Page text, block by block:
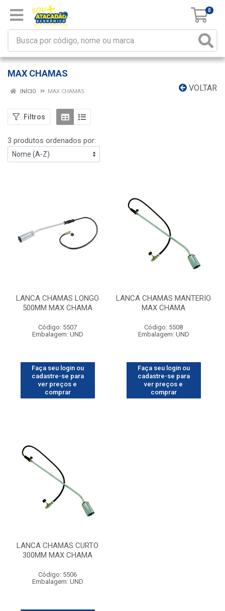
0
MAX CHAMAS
VOLTAR
INÍCIO MAX CHAMAS
Filtros
3 produtos ordenados por:
LANCA CHAMAS LONGO
500MM MAX CHAMA
Código: 5507
Embalagem: UND
Faça seu login ou
cadastre-se para
ver preços e
comprar
LANCA CHAMAS MANTERIO
MAX CHAMA
Código: 5508
Embalagem: UND
Faça seu login ou
cadastre-se para
ver preços e
comprar
LANCA CHAMAS CURTO
300MM MAX CHAMA
Código: 5506
Embalagem: UND